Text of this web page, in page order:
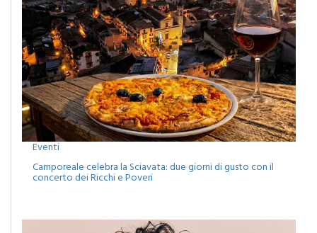
Eventi
Camporeale celebra la Sciavata: due giorni di gusto con il
concerto dei Ricchi e Poveri